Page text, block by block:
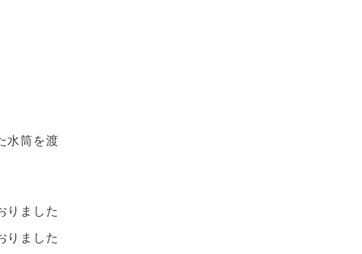
水筒を渡
りました
りました